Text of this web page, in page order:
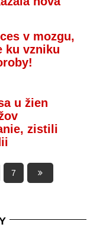
v mozgu,
ku vzniku
u žien
zistili
7